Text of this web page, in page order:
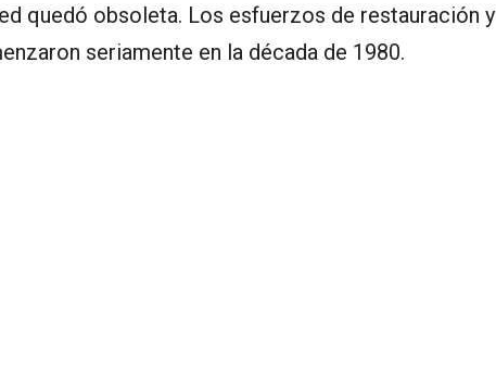
quedó obsoleta. Los esfuerzos de restauración y
seriamente en la década de 1980.